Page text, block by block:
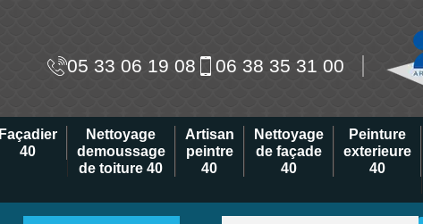
05 33 06 19 08 06 38 35 31 00
Façadier
40
Nettoyage
demoussage
de toiture 40
Artisan
peintre
40
Nettoyage
de façade
40
Peinture
exterieure
40